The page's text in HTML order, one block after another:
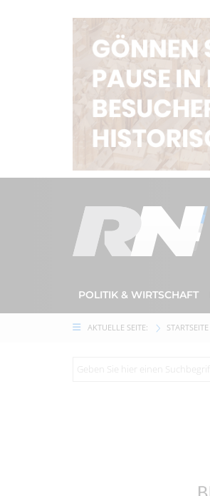
POLITIK & WIRTSCHAFT
AKTUELLE SEITE: STARTSEITE